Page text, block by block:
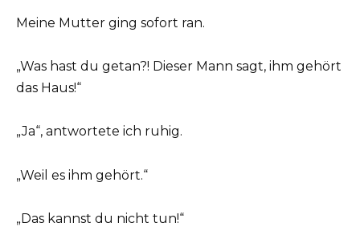
Meine Mutter ging sofort ran.
„Was hast du getan?! Dieser Mann sagt, ihm gehört
das Haus!“
„Ja“, antwortete ich ruhig.
„Weil es ihm gehört.“
„Das kannst du nicht tun!“